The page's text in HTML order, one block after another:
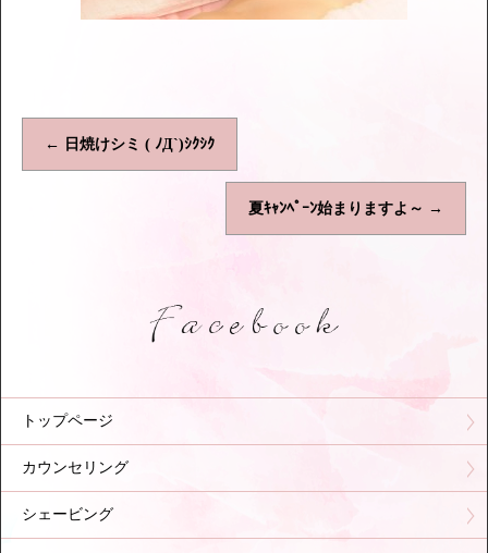
← 日焼けシミ ( ﾉД`)ｼｸｼｸ
夏ｷｬﾝﾍﾟｰﾝ始まりますよ～ →
トップページ
カウンセリング
シェービング